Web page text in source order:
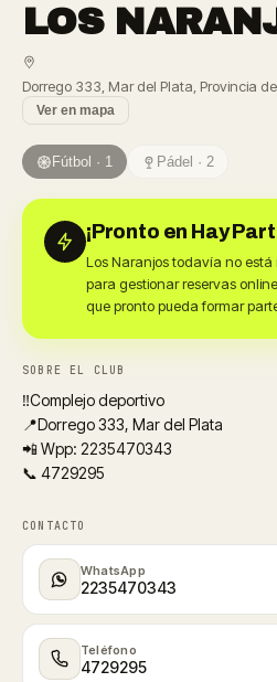
LOS
Dorrego 333, Mar del Plata, Provincia
Ver en mapa
Fútbol · 1 Pádel · 2
¡Pronto en Hay
Los Naranjos todavía no
para gestionar reservas
que pronto pueda formar
SOBRE EL CLUB
‼️Complejo deportivo
📍Dorrego 333, Mar del Plata
📲 Wpp: 2235470343
📞 4729295
CONTACTO
WhatsApp
2235470343
Teléfono
4729295